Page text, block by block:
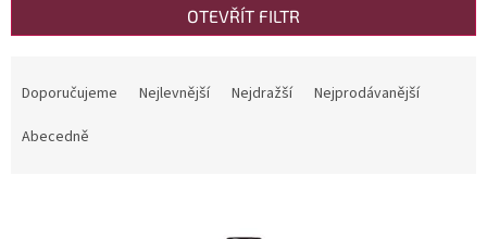
OTEVŘÍT FILTR
Doporučujeme Nejlevnější Nejdražší
Nejprodávanější
Abecedně